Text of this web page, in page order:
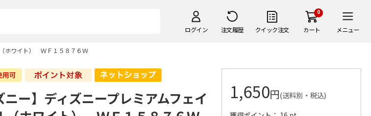
ログイン 注文履歴 クイック注文
0
カート メニュー
（ホワイト） ＷＦ１５８７６Ｗ
ニー】ディズニープレミアムフェイ
1,650円(送料別・税込)